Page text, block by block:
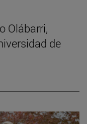
Olábarri,
de